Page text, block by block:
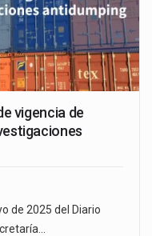
vigencia de
de 2025 del Diario